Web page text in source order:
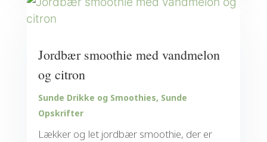
Jordbær smoothie med vandmelon
og citron
Sunde Drikke og Smoothies, Sunde
Opskrifter
Lækker og let jordbær smoothie, der er